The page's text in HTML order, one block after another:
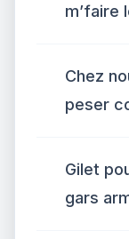
m’faire
Chez
peser
Gilet
gars